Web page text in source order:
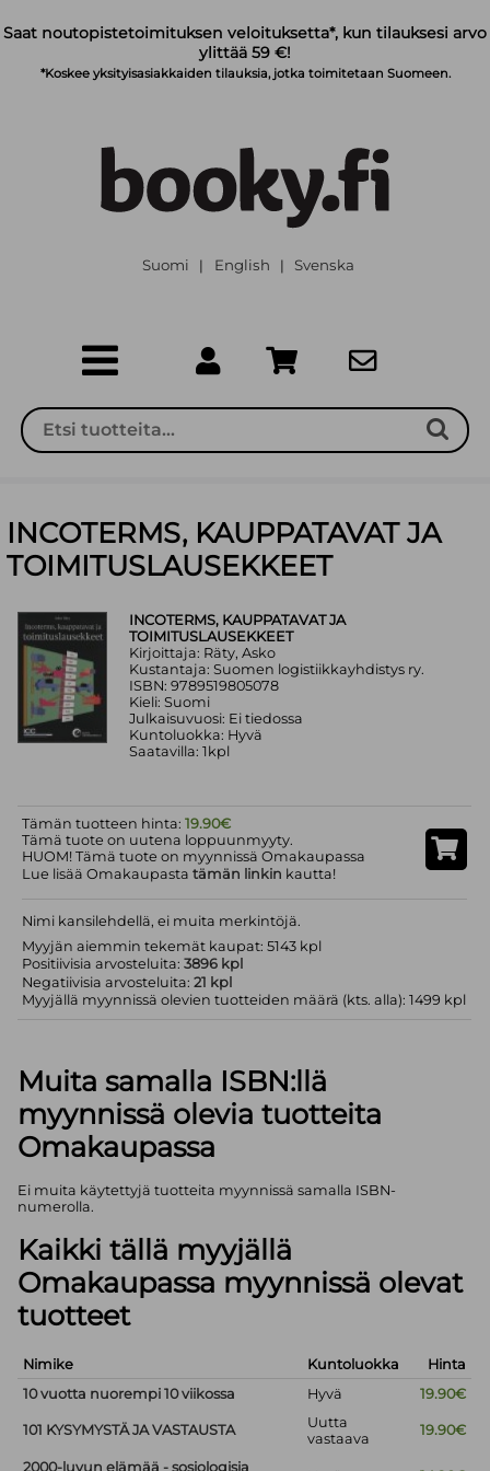
Saat noutopistetoimituksen veloituksetta*, kun tilauksesi arvo
ylittää 59 €!
*Koskee yksityisasiakkaiden tilauksia, jotka toimitetaan Suomeen.
Suomi | English | Svenska
INCOTERMS, KAUPPATAVAT JA
TOIMITUSLAUSEKKEET
INCOTERMS, KAUPPATAVAT JA
TOIMITUSLAUSEKKEET
Kirjoittaja: Räty, Asko
Kustantaja: Suomen logistiikkayhdistys ry.
ISBN: 9789519805078
Kieli: Suomi
Julkaisuvuosi: Ei tiedossa
Kuntoluokka: Hyvä
Saatavilla: 1kpl
Tämän tuotteen hinta:19.90€
Tämä tuote on uutena loppuunmyyty.
HUOM! Tämä tuote on myynnissä Omakaupassa
Lue lisää Omakaupastatämän linkin kautta!
Nimi kansilehdellä, ei muita merkintöjä.
Myyjän aiemmin tekemät kaupat: 5143 kpl
Positiivisia arvosteluita:3896 kpl
Negatiivisia arvosteluita:21 kpl
Myyjällä myynnissä olevien tuotteiden määrä (kts. alla): 1499 kpl
Muita samalla ISBN:llä
myynnissä olevia tuotteita
Omakaupassa
Ei muita käytettyjä tuotteita myynnissä samalla ISBN-
numerolla.
Kaikki tällä myyjällä
Omakaupassa myynnissä olevat
tuotteet
Nimike Kuntoluokka
Hinta
10 vuotta nuorempi 10 viikossa
Hyvä 19.90€
101 KYSYMYSTÄ JA VASTAUSTA
Uutta
vastaava
19.90€
2000-luvun elämää - sosiologisia